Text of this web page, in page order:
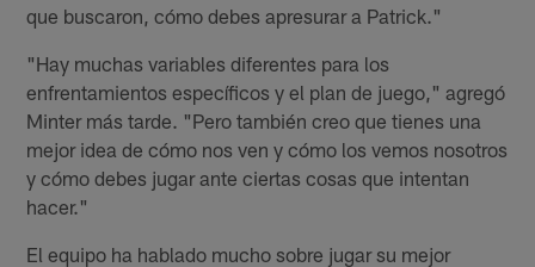
que buscaron, cómo debes apresurar a Patrick."
"Hay muchas variables diferentes para los
enfrentamientos específicos y el plan de juego," agregó
Minter más tarde. "Pero también creo que tienes una
mejor idea de cómo nos ven y cómo los vemos nosotros
y cómo debes jugar ante ciertas cosas que intentan
hacer."
El equipo ha hablado mucho sobre jugar su mejor